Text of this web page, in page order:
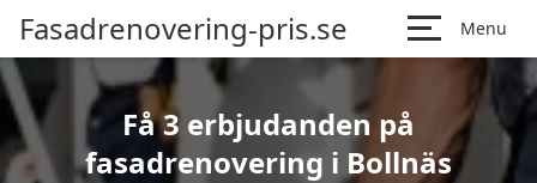
Fasadrenovering-pris.se Menu
Få 3 erbjudanden på
fasadrenovering i Bollnäs